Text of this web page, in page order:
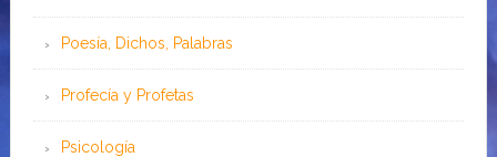
Poesía, Dichos, Palabras
Profecía y Profetas
Psicología